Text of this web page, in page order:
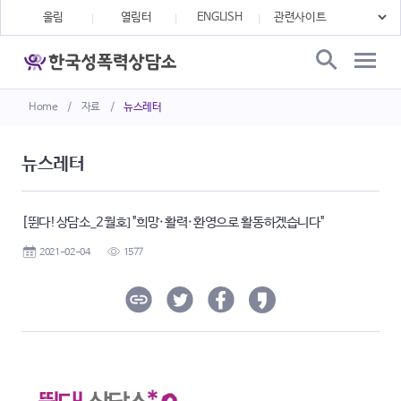
Home / 자료 / 뉴스레터
울림 열림터 ENGLISH
뉴스레터
[뛴다!상담소_2월호] "희망·활력·환영으로 활동하겠습니다"
2021-02-04 1577